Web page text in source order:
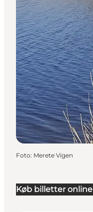
Køb billetter online
Foto: Merete Vigen